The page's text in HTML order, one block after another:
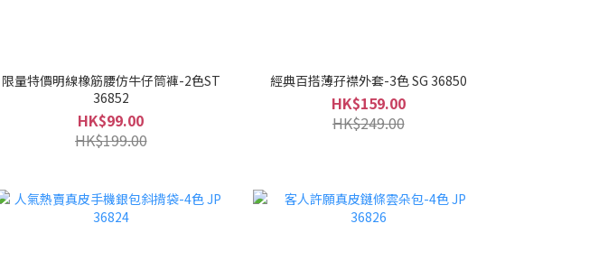
限量特價明線橡筋腰仿牛仔筒褲-2色ST
36852
HK$99.00
HK$199.00
經典百搭薄孖襟外套-3色 SG 36850
HK$159.00
HK$249.00